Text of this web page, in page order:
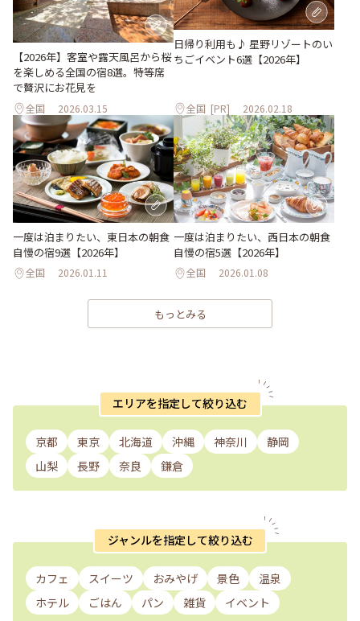
【2026年】客室や露天風呂から桜
を楽しめる全国の宿8選。特等席
で贅沢にお花見を
全国 2026.03.15
日帰り利用も♪ 星野リゾートのい
ちごイベント6選【2026年】
全国 [PR] 2026.02.18
一度は泊まりたい、東日本の朝食
自慢の宿9選【2026年】
全国 2026.01.11
一度は泊まりたい、西日本の朝食
自慢の宿5選【2026年】
全国 2026.01.08
もっとみる
エリアを指定して絞り込む
京都 東京 北海道 沖縄 神奈川
静岡
山梨
長野 奈良 鎌倉
ジャンルを指定して絞り込む
カフェ スイーツ おみやげ 景色
温泉
ホテル
ごはん パン 雑貨 イベント